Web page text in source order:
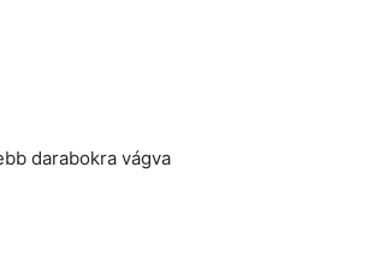
darabokra vágva